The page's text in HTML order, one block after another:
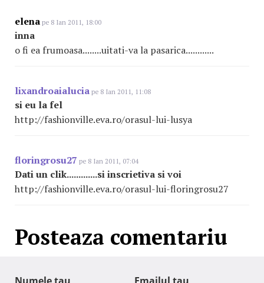
elena pe 8 Ian 2011, 18:00
inna
o fi ea frumoasa........uitati-va la pasarica............
lixandroaialucia pe 8 Ian 2011, 11:08
si eu la fel
http://fashionville.eva.ro/orasul-lui-lusya
floringrosu27 pe 8 Ian 2011, 07:04
Dati un clik.............si inscrietiva si voi
http://fashionville.eva.ro/orasul-lui-floringrosu27
Posteaza comentariu